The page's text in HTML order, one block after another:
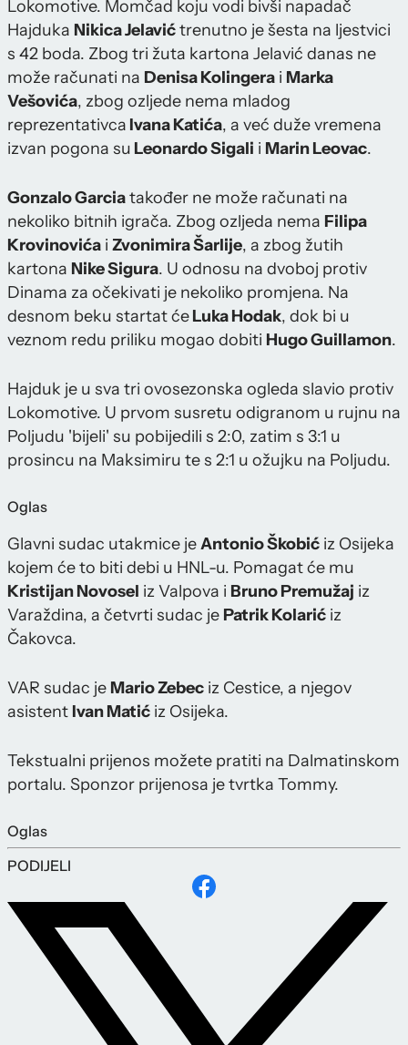
Lokomotive. Momčad koju vodi bivši napadač
Hajduka Nikica Jelavićtrenutno je šesta na ljestvici
s 42 boda. Zbog tri žuta kartona Jelavić danas ne
može računati na Denisa Kolingera i Marka
Vešovića, zbog ozljede nema mladog
reprezentativca Ivana Katića, a već duže vremena
izvan pogona su Leonardo Sigali i Marin Leovac.
Gonzalo Garciatakođer ne može računati na
nekoliko bitnih igrača. Zbog ozljeda nema Filipa
Krovinovića i Zvonimira Šarlije, a zbog žutih
kartona Nike Sigura. U odnosu na dvoboj protiv
Dinama za očekivati je nekoliko promjena. Na
desnom beku startat ćeLuka Hodak, dok bi u
veznom redu priliku mogao dobiti Hugo Guillamon.
Hajduk je u sva tri ovosezonska ogleda slavio protiv
Lokomotive. U prvom susretu odigranom u rujnu na
Poljudu 'bijeli' su pobijedili s 2:0, zatim s 3:1 u
prosincu na Maksimiru te s 2:1 u ožujku na Poljudu.
Oglas
Glavni sudac utakmice jeAntonio Škobić iz Osijeka
kojem će to biti debi u HNL-u. Pomagat će mu
Kristijan Novosel iz Valpova i Bruno Premužaj iz
Varaždina, a četvrti sudac je Patrik Kolarić iz
Čakovca.
VAR sudac je Mario Zebec iz Cestice, a njegov
asistent Ivan Matić iz Osijeka.
Tekstualni prijenos možete pratiti na Dalmatinskom
portalu. Sponzor prijenosa je tvrtka Tommy.
Oglas
PODIJELI